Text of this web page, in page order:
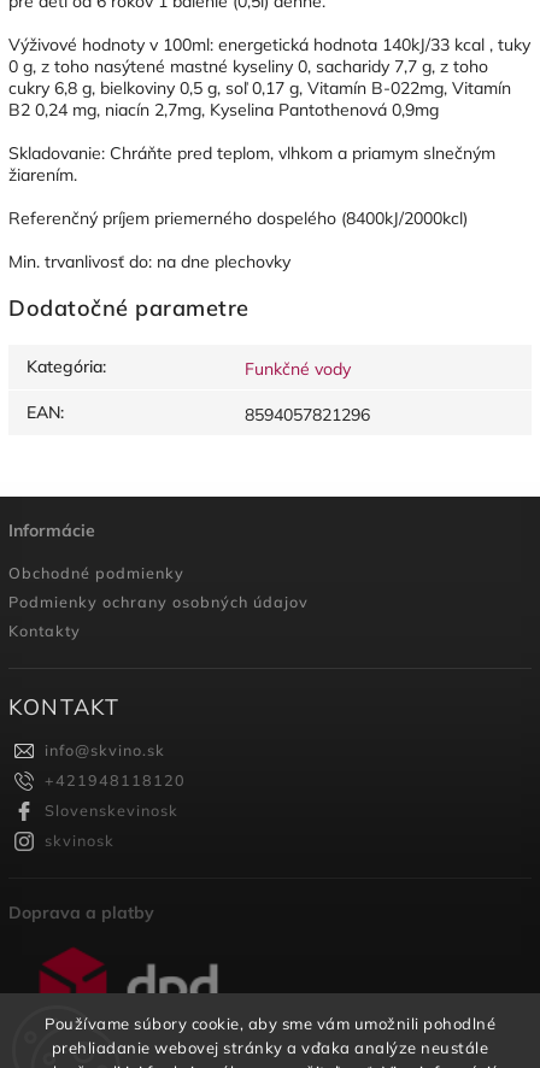
Používame súbory cookie, aby sme vám umožnili pohodlné
prehliadanie webovej stránky a vďaka analýze neustále
Výživové hodnoty v 100ml: energetická hodnota 140kJ/33 kcal , tuky
0 g, z toho nasýtené mastné kyseliny 0, sacharidy 7,7 g, z toho
cukry 6,8 g, bielkoviny 0,5 g, soľ 0,17 g, Vitamín B-022mg, Vitamín
B2 0,24 mg, niacín 2,7mg, Kyselina Pantothenová 0,9mg
Skladovanie: Chráňte pred teplom, vlhkom a priamym slnečným
žiarením.
Referenčný príjem priemerného dospelého (8400kJ/2000kcl)
Min. trvanlivosť do: na dne plechovky
Dodatočné parametre
Kategória:
Funkčné vody
EAN: 8594057821296
Informácie
Obchodné podmienky
Podmienky ochrany osobných údajov
Kontakty
KONTAKT
info@skvino.sk
+421948118120
Slovenskevinosk
skvinosk
Doprava a platby